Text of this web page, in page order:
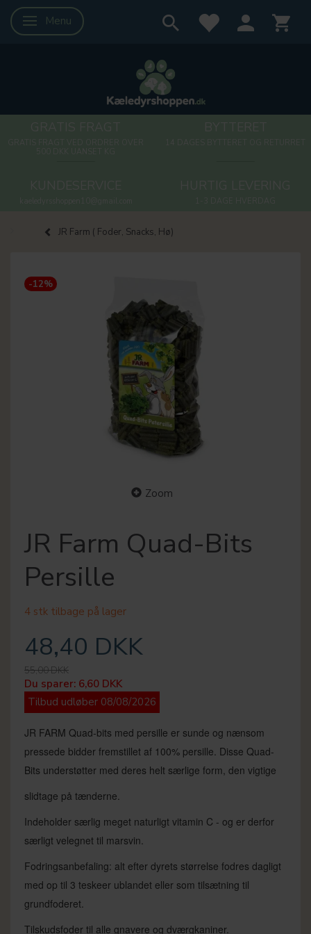
Skifte navigation
Menu
JR Farm ( Foder, Snacks, Hø)
-12%
Zoom
JR Farm Quad-Bits
Persille
4 stk tilbage på lager
48,40 DKK
55,00 DKK
Du sparer: 6,60 DKK
Tilbud udløber 08/08/2026
JR FARM Quad-bits med persille er sunde og nænsom
pressede bidder fremstillet af 100% persille. Disse Quad-
Bits understøtter med deres helt særlige form, den vigtige
slidtage på tænderne.
Indeholder særlig meget naturligt vitamin C - og er derfor
særligt velegnet til marsvin.
Fodringsanbefaling: alt efter dyrets størrelse fodres dagligt
med op til 3 teskeer ublandet eller som tilsætning til
grundfoderet.
Tilskudsfoder til alle gnavere og dværgkaniner.